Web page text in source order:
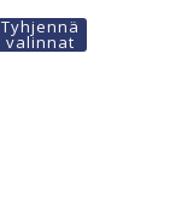
Tyhjennä
valinnat